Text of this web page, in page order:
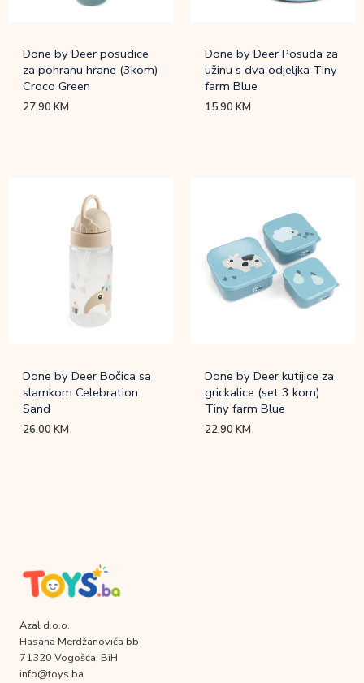
Done by Deer posudice
za pohranu hrane (3kom)
Croco Green
27,90KM
Done by Deer Posuda za
užinu s dva odjeljka Tiny
farm Blue
15,90KM
Done by Deer Bočica sa
slamkom Celebration
Sand
26,00KM
Done by Deer kutijice za
grickalice (set 3 kom)
Tiny farm Blue
22,90KM
Azal d.o.o.
Hasana Merdžanovića bb
71320 Vogošća, BiH
info@toys.ba